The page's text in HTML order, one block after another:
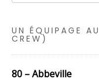
UN ÉQUIPAGE
CREW)
80 – Abbeville